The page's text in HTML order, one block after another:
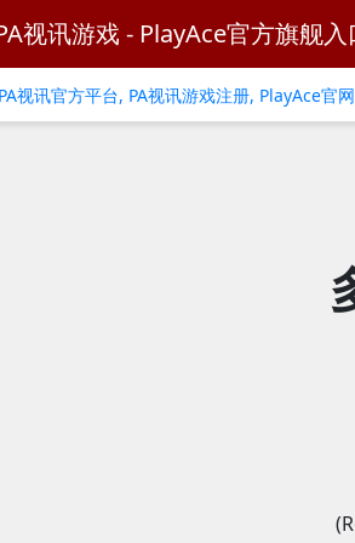
视讯游戏 - PlayAce官方旗舰入
视讯官方平台, PA视讯游戏注册, PlayAce官